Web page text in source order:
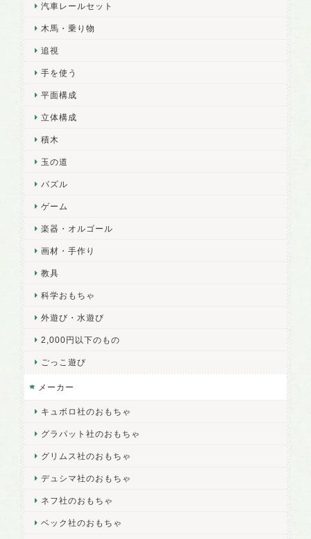
汽車レールセット
木馬・乗り物
追視
手を使う
平面構成
立体構成
積木
玉の道
パズル
ゲーム
楽器・オルゴール
画材・手作り
教具
科学おもちゃ
外遊び・水遊び
2,000円以下のもの
ごっこ遊び
メーカー
キュボロ社のおもちゃ
グラパット社のおもちゃ
グリムス社のおもちゃ
デュシマ社のおもちゃ
ネフ社のおもちゃ
ベック社のおもちゃ